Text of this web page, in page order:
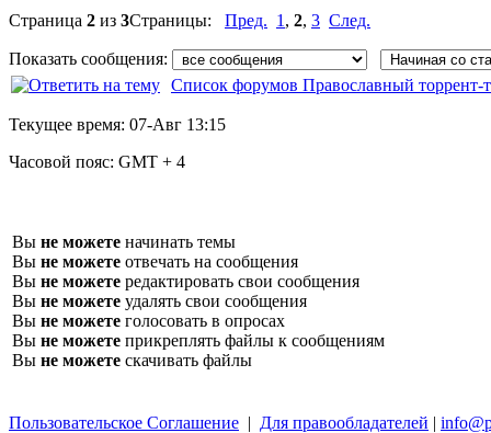
Страница 2 из 3Страницы: Пред. 1 , 2, 3 След.
Показать сообщения:
Список форумов Православный торрент-
Текущее время: 07-Авг 13:15
Часовой пояс: GMT + 4
Вы не можете начинать темы
Вы не можете отвечать на сообщения
Вы не можете редактировать свои сообщения
Вы не можете удалять свои сообщения
Вы не можете голосовать в опросах
Вы не можете прикреплять файлы к сообщениям
Вы не можете скачивать файлы
Пользовательское Соглашение | Для правообладателей |